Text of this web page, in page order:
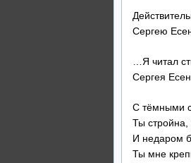
Сергею
…Я читал
Сергея
С тёмными
Ты стройна,
И недаром
Ты мне